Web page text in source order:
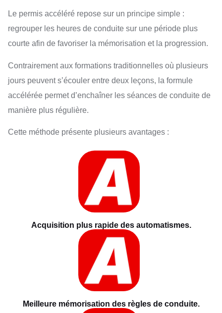
Le permis accéléré repose sur un principe simple :
regrouper les heures de conduite sur une période plus
courte afin de favoriser la mémorisation et la progression.
Contrairement aux formations traditionnelles où plusieurs
jours peuvent s’écouler entre deux leçons, la formule
accélérée permet d’enchaîner les séances de conduite de
manière plus régulière.
Cette méthode présente plusieurs avantages :
Acquisition plus rapide des automatismes.
Meilleure mémorisation des règles de conduite.